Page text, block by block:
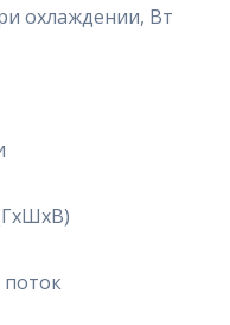
охлаждении, Вт